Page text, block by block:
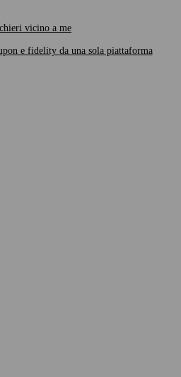
vicino a me
e fidelity da una sola piattaforma